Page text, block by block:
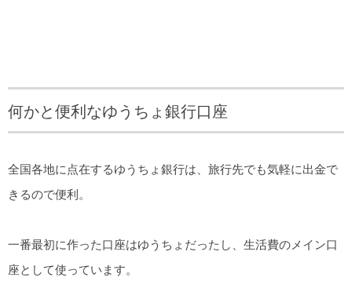
何かと便利なゆうちょ銀行口座
全国各地に点在するゆうちょ銀行は、旅行先でも気軽に出金で
きるので便利。
一番最初に作った口座はゆうちょだったし、生活費のメイン口
座として使っています。